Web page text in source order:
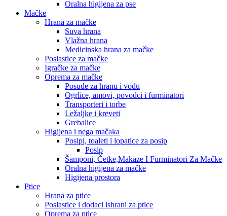
Oralna higijena za pse
Mačke
Hrana za mačke
Suva hrana
Vlažna hrana
Medicinska hrana za mačke
Poslastice za mačke
Igračke za mačke
Oprema za mačke
Posude za hranu i vodu
Ogrlice, amovi, povodci i furminatori
Transporteri i torbe
Ležaljke i kreveti
Grebalice
Higijena i nega mačaka
Posipi, toaleti i lopatice za posip
Posip
Šamponi, Četke,Makaze I Furminatori Za Mačke
Oralna higijena za mačke
Higijena prostora
Ptice
Hrana za ptice
Poslastice i dodaci ishrani za ptice
Oprema za ptice